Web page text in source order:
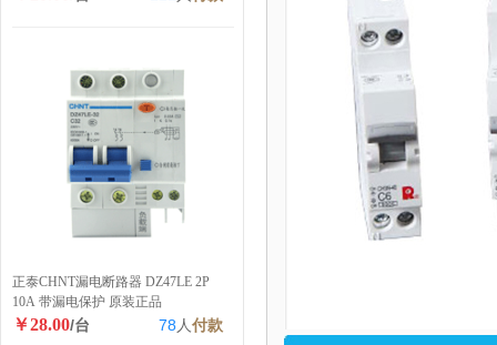
正泰CHNT漏电断路器 DZ47LE 2P
10A 带漏电保护 原装正品
￥28.00/台 78 人付款